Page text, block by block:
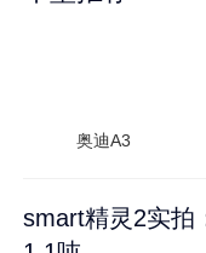
奥迪A3
smart精灵2实拍